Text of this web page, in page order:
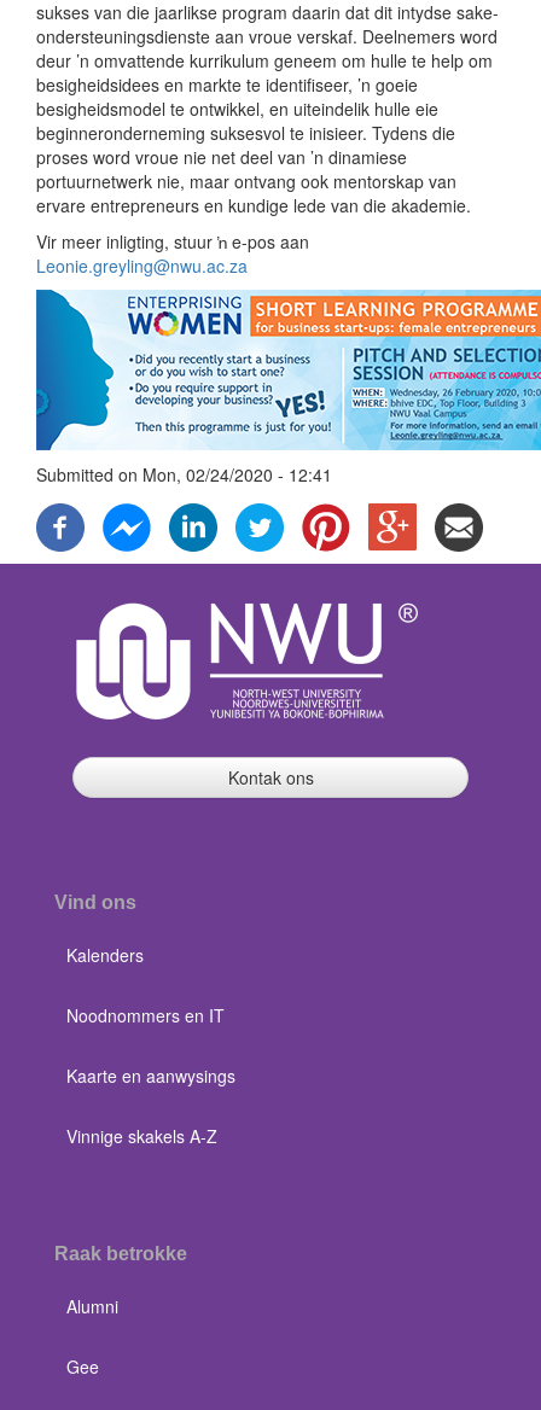
sukses van die jaarlikse program daarin dat dit intydse sake-
ondersteuningsdienste aan vroue verskaf. Deelnemers word
deur ’n omvattende kurrikulum geneem om hulle te help om
besigheidsidees en markte te identifiseer, ’n goeie
besigheidsmodel te ontwikkel, en uiteindelik hulle eie
beginneronderneming suksesvol te inisieer. Tydens die
proses word vroue nie net deel van ’n dinamiese
portuurnetwerk nie, maar ontvang ook mentorskap van
ervare entrepreneurs en kundige lede van die akademie.
Vir meer inligting, stuur ŉ e-pos aan
Leonie.greyling@nwu.ac.za
Submitted on Mon, 02/24/2020 - 12:41
Kontak ons
Vind ons
Kalenders
Noodnommers en IT
Kaarte en aanwysings
Vinnige skakels A-Z
Raak betrokke
Alumni
Gee